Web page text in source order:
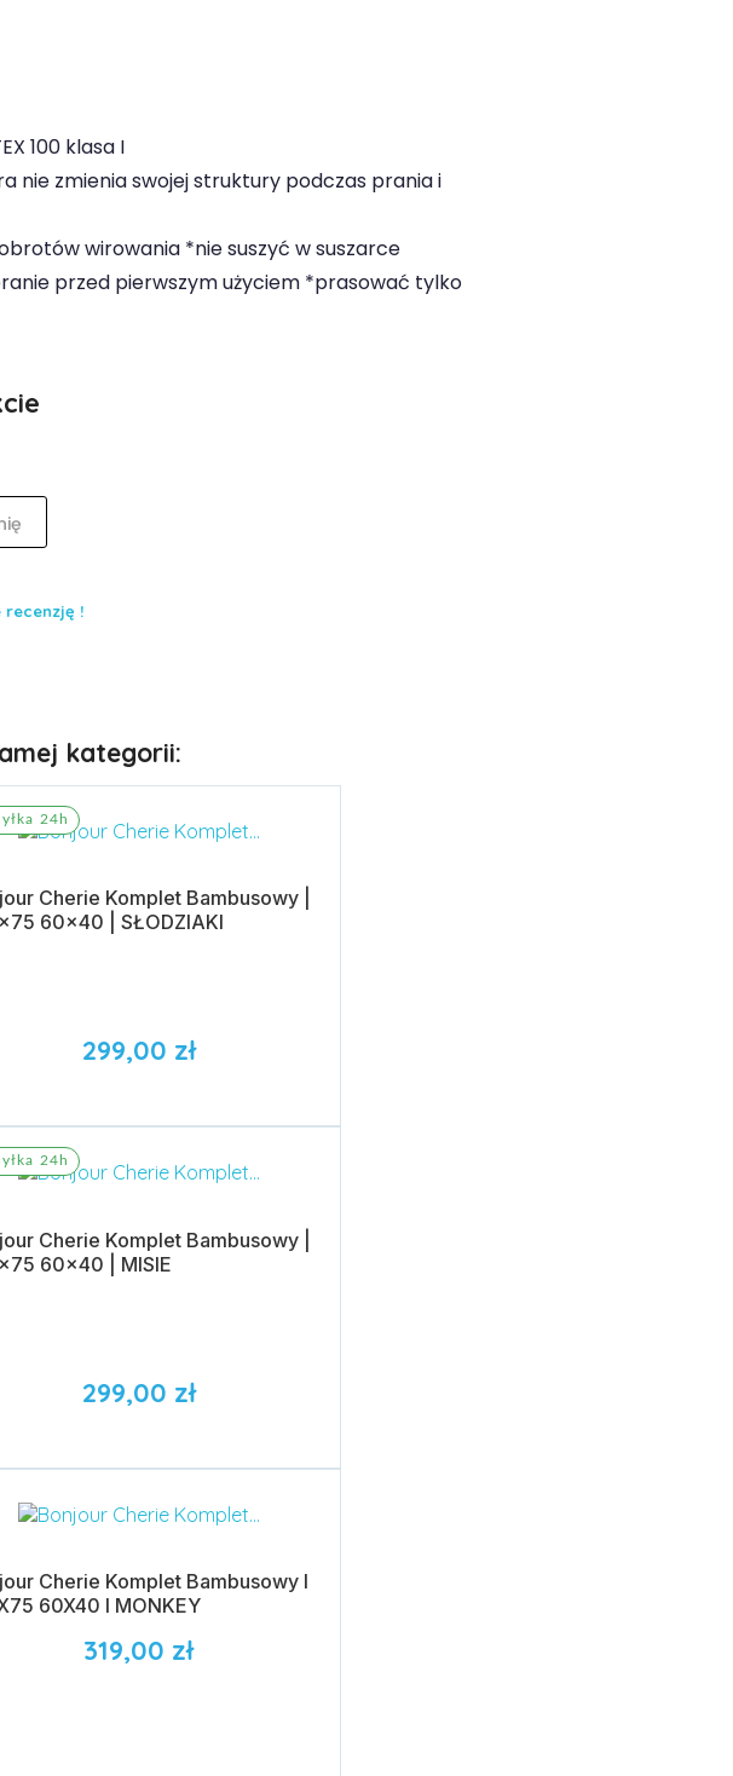
100 klasa I
nie zmienia swojej struktury podczas prania i
wirowania *nie suszyć w suszarce
przed pierwszym użyciem *prasować tylko
kategorii:
24h
Cherie Komplet Bambusowy |
60x40 | SŁODZIAKI
299,00 zł
do koszyka
24h
Cherie Komplet Bambusowy |
60x40 | MISIE
299,00 zł
do koszyka
Cherie Komplet Bambusowy I
60X40 I MONKEY
319,00 zł
recenzję !